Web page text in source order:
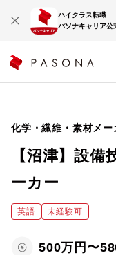
ハイクラス転職
パソナキャリア公
化学・繊維・素材メー
【沼津】設備
ーカー
英語 未経験可
500万円〜